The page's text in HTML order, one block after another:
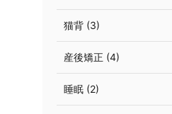
猫背 (3)
産後矯正 (4)
睡眠 (2)